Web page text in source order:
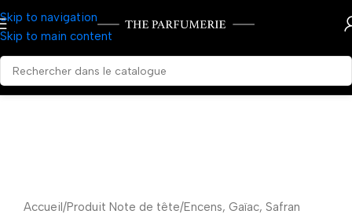
Skip to navigation
Skip to main content
Accueil Produit Note de tête Encens, Gaïac, Safran